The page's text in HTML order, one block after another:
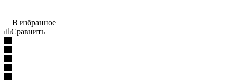
В избранное
Сравнить